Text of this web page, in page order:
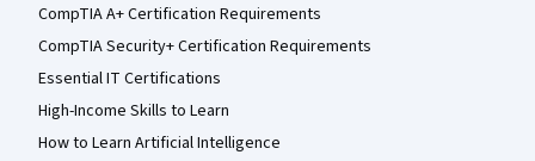
CompTIA A+ Certification Requirements
CompTIA Security+ Certification Requirements
Essential IT Certifications
High-Income Skills to Learn
How to Learn Artificial Intelligence